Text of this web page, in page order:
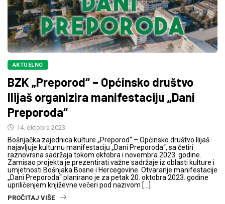
AKTUELNO
BZK „Preporod“ – Općinsko društvo
Ilijaš organizira manifestaciju „Dani
Preporoda“
14. oktobra 2023.
Bošnjačka zajednica kulture „Preporod“ – Općinsko društvo Ilijaš
najavljuje kulturnu manifestaciju „Dani Preporoda“, sa četiri
raznovrsna sadržaja tokom oktobra i novembra 2023. godine.
Zamisao projekta je prezentirati važne sadržaje iz oblasti kulture i
umjetnosti Bošnjaka Bosne i Hercegovine. Otvaranje manifestacije
„Dani Preporoda“ planirano je za petak 20. oktobra 2023. godine
upriličenjem književne večeri pod nazivom […]
PROČITAJ VIŠE